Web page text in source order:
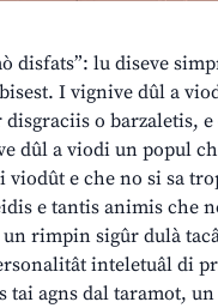
disfats”: lu diseve
I vignive dûl a
o barzaletis, e
dûl a viodi un popul
e che no si sa
e tantis animis che
rimpin sigûr dulà
inteletuâl di
tai agns dal taramot,